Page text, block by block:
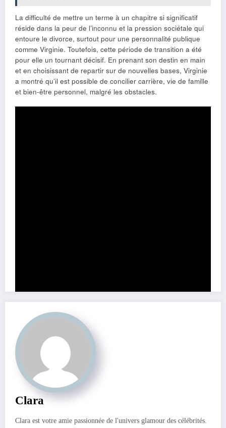
La difficulté de mettre un terme à un chapitre si significatif
réside dans la peur de l’inconnu et la pression sociétale qui
entoure le divorce, surtout pour une personnalité publique
comme Virginie. Toutefois, cette période de transition a été
pour elle un tournant décisif. En prenant son destin en main
et en choisissant de repartir sur de nouvelles bases, Virginie
a montré qu’il est possible de concilier carrière, vie de famille
et bien-être personnel, malgré les obstacles.
Clara
Clara est votre amie passionnée de l'univers glamour des célébrités.